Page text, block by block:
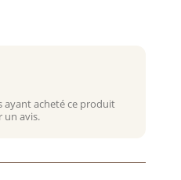
ayant acheté ce produit
un avis.